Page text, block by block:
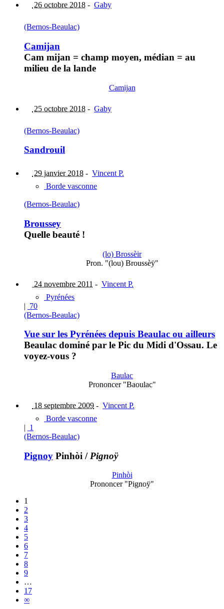
26 octobre 2018 - Gaby
(Bernos-Beaulac)
Camijan
Cam mijan = champ moyen, médian = au
milieu de la lande
Camijan
25 octobre 2018 - Gaby
(Bernos-Beaulac)
Sandrouil
29 janvier 2018 - Vincent P.
Borde vasconne
(Bernos-Beaulac)
Broussey
Quelle beauté !
(lo) Brossèir
Pron. "(lou) Broussèÿ"
24 novembre 2011 - Vincent P.
Pyrénées
| 70
(Bernos-Beaulac)
Vue sur les Pyrénées depuis Beaulac ou ailleurs
Beaulac dominé par le Pic du Midi d'Ossau. Le
voyez-vous ?
Baulac
Prononcer "Baoulac"
18 septembre 2009 - Vincent P.
Borde vasconne
| 1
(Bernos-Beaulac)
Pignoy Pinhòi / Pignoÿ
Pinhòi
Prononcer "Pignoÿ"
1
2
3
4
5
6
7
8
9
…
17
∞